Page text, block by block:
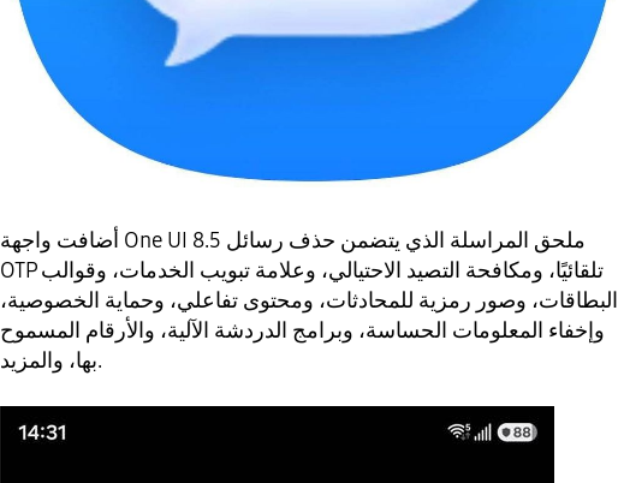
أضافت واجهة One UI 8.5 ملحق المراسلة الذي يتضمن حذف رسائل
OTP تلقائيًا، ومكافحة التصيد الاحتيالي، وعلامة تبويب الخدمات، وقوالب
البطاقات، وصور رمزية للمحادثات، ومحتوى تفاعلي، وحماية الخصوصية،
وإخفاء المعلومات الحساسة، وبرامج الدردشة الآلية، والأرقام المسموح
بها، والمزيد.